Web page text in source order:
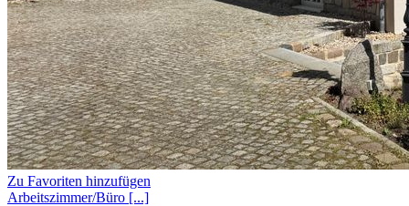
Zu Favoriten hinzufügen
Arbeitszimmer/Büro [...]